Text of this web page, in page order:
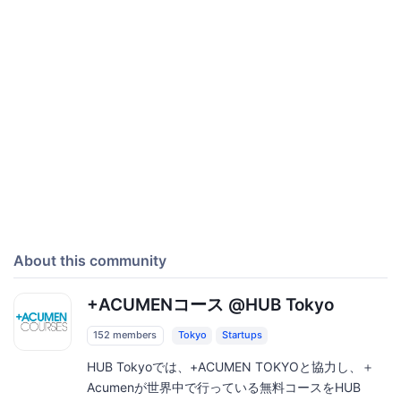
About this community
+ACUMENコース @HUB Tokyo
152 members Tokyo Startups
HUB Tokyoでは、+ACUMEN TOKYOと協力し、＋
Acumenが世界中で行っている無料コースをHUB